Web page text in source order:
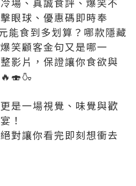
眼球、優惠碼即時奉
能食到多划算？哪款隱藏
笑顧客金句又是哪一
影片，保證讓你食欲與
是一場視覺、味覺與歡
！
對讓你看完即刻想衝去